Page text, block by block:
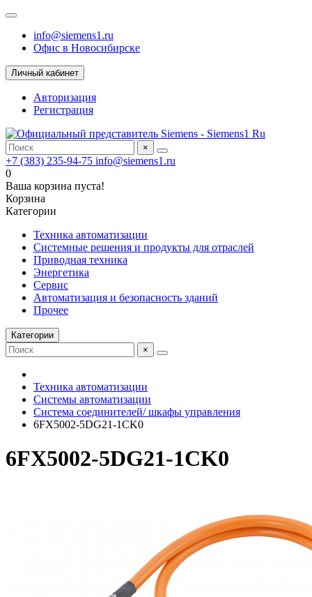
info@siemens1.ru
Офис в Новосибирске
Личный кабинет
Авторизация
Регистрация
×
+7 (383) 235-94-75 info@siemens1.ru
0
Ваша корзина пуста!
Корзина
Категории
Техника автоматизации
Системные решения и продукты для отраслей
Приводная техника
Энергетика
Сервис
Автоматизация и безопасность зданий
Прочее
Категории
×
Техника автоматизации
Системы автоматизации
Система соединителей/ шкафы управления
6FX5002-5DG21-1CK0
6FX5002-5DG21-1CK0